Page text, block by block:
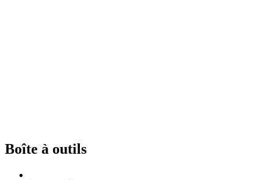
Boîte à outils